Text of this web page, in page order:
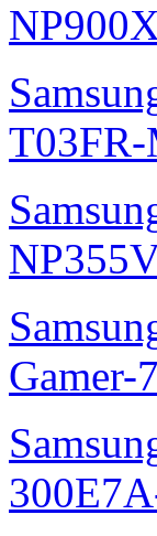
T03FR-
Gamer-